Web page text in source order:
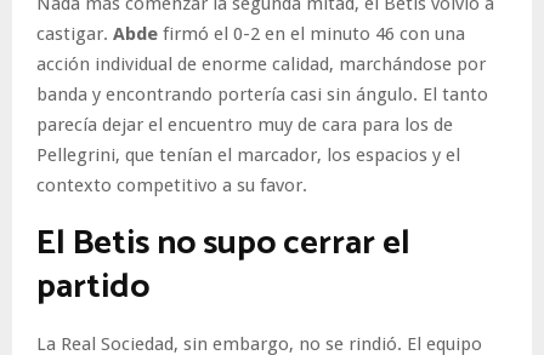
castigar. Abde firmó el 0-2 en el minuto 46 con una
acción individual de enorme calidad, marchándose por
banda y encontrando portería casi sin ángulo. El tanto
parecía dejar el encuentro muy de cara para los de
Pellegrini, que tenían el marcador, los espacios y el
contexto competitivo a su favor.
El Betis no supo cerrar el
partido
La Real Sociedad, sin embargo, no se rindió. El equipo